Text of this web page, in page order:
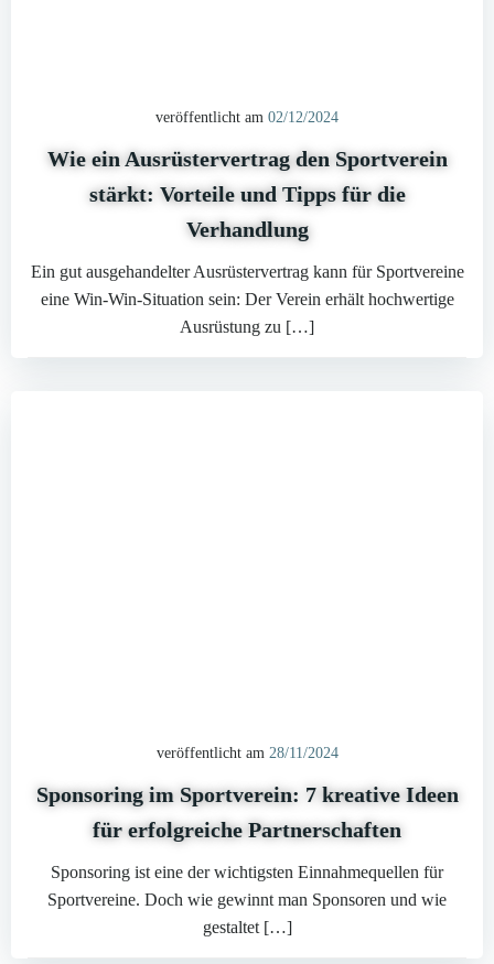
veröffentlicht am 02/12/2024
Wie ein Ausrüstervertrag den Sportverein
stärkt: Vorteile und Tipps für die
Verhandlung
Ein gut ausgehandelter Ausrüstervertrag kann für Sportvereine
eine Win-Win-Situation sein: Der Verein erhält hochwertige
Ausrüstung zu […]
veröffentlicht am 28/11/2024
Sponsoring im Sportverein: 7 kreative Ideen
für erfolgreiche Partnerschaften
Sponsoring ist eine der wichtigsten Einnahmequellen für
Sportvereine. Doch wie gewinnt man Sponsoren und wie
gestaltet […]